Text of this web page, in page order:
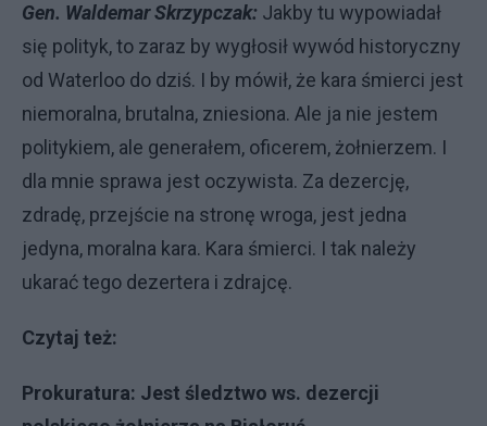
Gen. Waldemar Skrzypczak: Jakby tu wypowiadał
się polityk, to zaraz by wygłosił wywód historyczny
od Waterloo do dziś. I by mówił, że kara śmierci jest
niemoralna, brutalna, zniesiona. Ale ja nie jestem
politykiem, ale generałem, oficerem, żołnierzem. I
dla mnie sprawa jest oczywista. Za dezercję,
zdradę, przejście na stronę wroga, jest jedna
jedyna, moralna kara. Kara śmierci. I tak należy
ukarać tego dezertera i zdrajcę.
Czytaj też:
Prokuratura: Jest śledztwo ws. dezercji